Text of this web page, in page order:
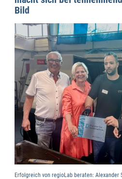
Bild
Erfolgreich von regioLab beraten: Alexander